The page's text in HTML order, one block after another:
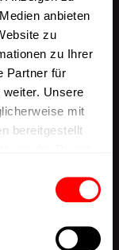
anbieten
zu
zu Ihrer
Partner für
Unsere
mit
bereitgestellt
normalen
hinaus